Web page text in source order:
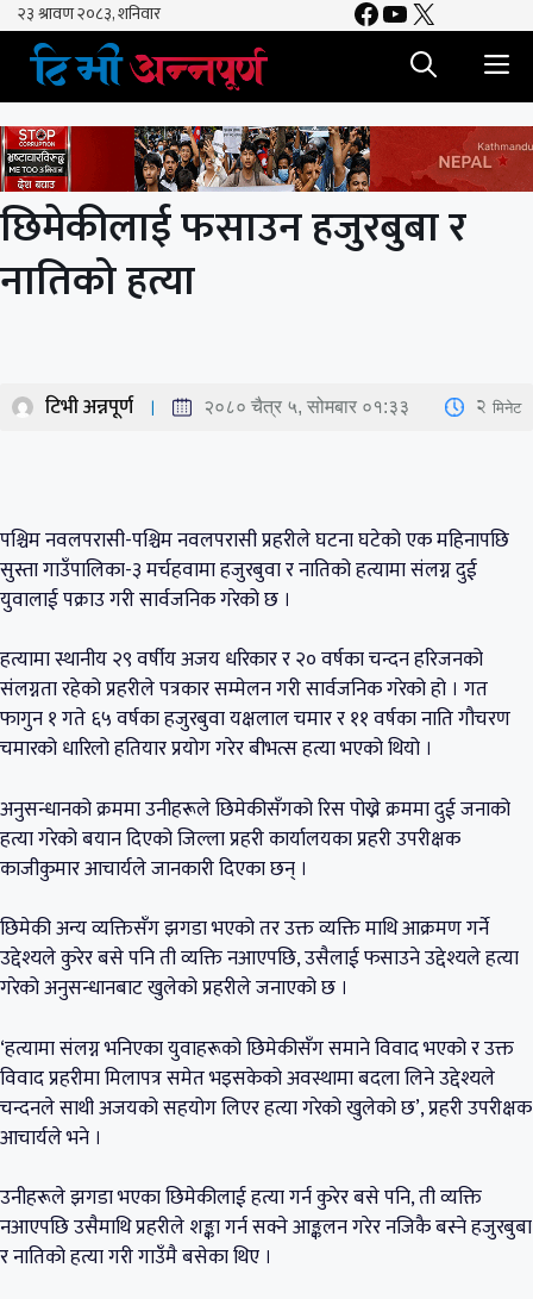
Skip
content
Facebook
YouTube
X
छिमेकीलाई फसाउन हजुरबुबा र
नातिको हत्या
टिभी अन्नपूर्ण २०८० चैत्र ५, सोमबार ०१:३३ 2 मिनेट
पश्चिम नवलपरासी-पश्चिम नवलपरासी प्रहरीले घटना घटेको एक महिनापछि
सुस्ता गाउँपालिका-३ मर्चहवामा हजुरबुवा र नातिको हत्यामा संलग्न दुई
युवालाई पक्राउ गरी सार्वजनिक गरेको छ ।
हत्यामा स्थानीय २९ वर्षीय अजय धरिकार र २० वर्षका चन्दन हरिजनको
संलग्नता रहेको प्रहरीले पत्रकार सम्मेलन गरी सार्वजनिक गरेको हो । गत
फागुन १ गते ६५ वर्षका हजुरबुवा यक्षलाल चमार र ११ वर्षका नाति गौचरण
चमारको धारिलो हतियार प्रयोग गरेर बीभत्स हत्या भएको थियो ।
अनुसन्धानको क्रममा उनीहरूले छिमेकीसँगको रिस पोख्ने क्रममा दुई जनाको
हत्या गरेको बयान दिएको जिल्ला प्रहरी कार्यालयका प्रहरी उपरीक्षक
काजीकुमार आचार्यले जानकारी दिएका छन् ।
छिमेकी अन्य व्यक्तिसँग झगडा भएको तर उक्त व्यक्ति माथि आक्रमण गर्ने
उद्देश्यले कुरेर बसे पनि ती व्यक्ति नआएपछि, उसैलाई फसाउने उद्देश्यले हत्या
गरेको अनुसन्धानबाट खुलेको प्रहरीले जनाएको छ ।
‘हत्यामा संलग्न भनिएका युवाहरूको छिमेकीसँग समाने विवाद भएको र उक्त
विवाद प्रहरीमा मिलापत्र समेत भइसकेको अवस्थामा बदला लिने उद्देश्यले
चन्दनले साथी अजयको सहयोग लिएर हत्या गरेको खुलेको छ’, प्रहरी उपरीक्षक
आचार्यले भने ।
उनीहरूले झगडा भएका छिमेकीलाई हत्या गर्न कुरेर बसे पनि, ती व्यक्ति
नआएपछि उसैमाथि प्रहरीले शङ्का गर्न सक्ने आङ्कलन गरेर नजिकै बस्ने हजुरबुबा
र नातिको हत्या गरी गाउँमै बसेका थिए ।